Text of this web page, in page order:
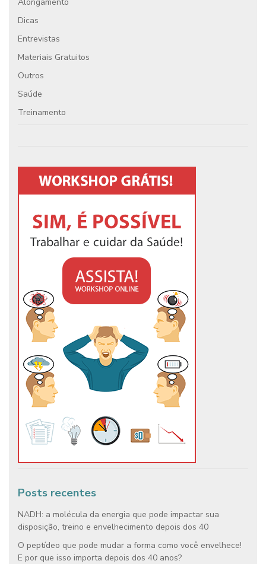
Dicas
Entrevistas
Materiais Gratuitos
Outros
Saúde
Treinamento
Posts recentes
NADH: a molécula da energia que pode impactar sua
disposição, treino e envelhecimento depois dos 40
O peptídeo que pode mudar a forma como você envelhece!
E por que isso importa depois dos 40 anos?